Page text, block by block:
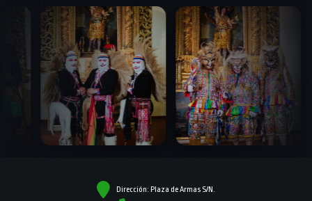
Dirección: Plaza de Armas S/N.